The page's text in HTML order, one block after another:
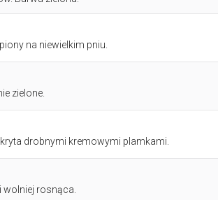
na niewielkim pniu.
zielone.
drobnymi kremowymi plamkami.
wolniej rosnąca.